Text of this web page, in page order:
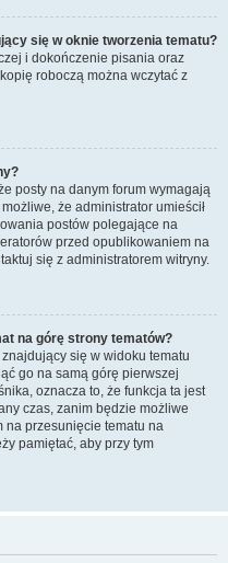
się w oknie tworzenia tematu?
i dokończenie pisania oraz
roboczą można wczytać z
posty na danym forum wymagają
że administrator umieścił
postów polegające na
przed opublikowaniem na
się z administratorem witryny.
na górę strony tematów?
się w widoku tematu
go na samą górę pierwszej
oznacza to, że funkcja ta jest
czas, zanim będzie możliwe
na przesunięcie tematu na
pamiętać, aby przy tym